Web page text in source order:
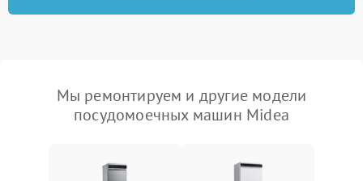
Мы ремонтируем и другие модели
посудомоечных машин Midea